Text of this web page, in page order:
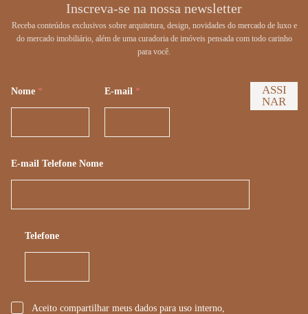
Inscreva-se na nossa newsletter
Receba conteúdos exclusivos sobre arquitetura, design, novidades do mercado de luxo e
do mercado imobiliário, além de uma curadoria de imóveis pensada com todo carinho
para você.
Nome * E-mail *
E-mail Telefone Nome
Telefone
Aceito compartilhar meus dados para uso interno,
ASSI
NAR